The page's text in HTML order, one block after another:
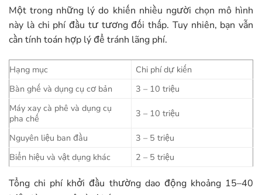
Một trong những lý do khiến nhiều người chọn mô hình
này là chi phí đầu tư tương đối thấp. Tuy nhiên, bạn vẫn
cần tính toán hợp lý để tránh lãng phí.
Hạng mục
Chi phí dự kiến
Bàn ghế và dụng cụ cơ bản
3 – 10 triệu
Máy xay cà phê và dụng cụ
pha chế
3 – 10 triệu
Nguyên liệu ban đầu
3 – 5 triệu
Biển hiệu và vật dụng khác
2 – 5 triệu
Tổng chi phí khởi đầu thường dao động khoảng 15–40